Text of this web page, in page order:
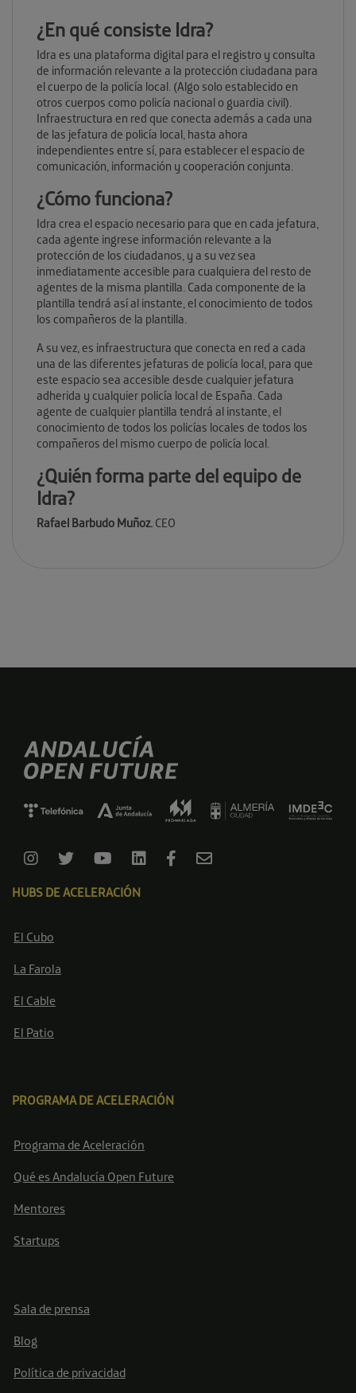
¿En qué consiste Idra?
Idra es una plataforma digital para el registro y consulta
de información relevante a la protección ciudadana para
el cuerpo de la policía local. (Algo solo establecido en
otros cuerpos como policía nacional o guardia civil).
Infraestructura en red que conecta además a cada una
de las jefatura de policía local, hasta ahora
independientes entre sí, para establecer el espacio de
comunicación, información y cooperación conjunta.
¿Cómo funciona?
Idra crea el espacio necesario para que en cada jefatura,
cada agente ingrese información relevante a la
protección de los ciudadanos, y a su vez sea
inmediatamente accesible para cualquiera del resto de
agentes de la misma plantilla. Cada componente de la
plantilla tendrá así al instante, el conocimiento de todos
los compañeros de la plantilla.
A su vez, es infraestructura que conecta en red a cada
una de las diferentes jefaturas de policía local, para que
este espacio sea accesible desde cualquier jefatura
adherida y cualquier policía local de España. Cada
agente de cualquier plantilla tendrá al instante, el
conocimiento de todos los policías locales de todos los
compañeros del mismo cuerpo de policía local.
¿Quién forma parte del equipo de
Idra?
Rafael Barbudo Muñoz. CEO
HUBS DE ACELERACIÓN
El Cubo
La Farola
El Cable
El Patio
PROGRAMA DE ACELERACIÓN
Programa de Aceleración
Qué es Andalucía Open Future
Mentores
Startups
Sala de prensa
Blog
Política de privacidad